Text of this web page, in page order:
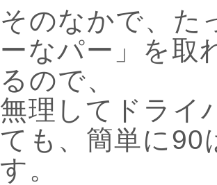
そのなかで、た
ーなパー」を取
るので、
無理してドライ
ても、簡単に90
す。